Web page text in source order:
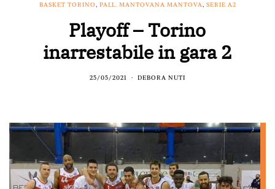
BASKET TORINO, PALL. MANTOVANA MANTOVA, SERIE A2
Playoff – Torino
inarrestabile in gara 2
25/05/2021 DEBORA NUTI